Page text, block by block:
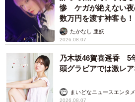
惨 ケガが絶えない
数万円を渡す神客も
たかなし 亜妖
2026.08.07
乃木坂46賀喜遥香 5
頭グラビアでは激レ
まいどなニュースエンタ
2026.08.07